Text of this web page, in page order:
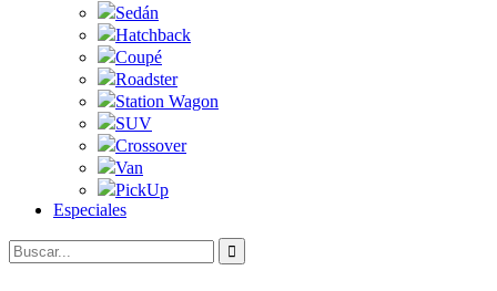
Sedán
Hatchback
Coupé
Roadster
Station Wagon
SUV
Crossover
Van
PickUp
Especiales